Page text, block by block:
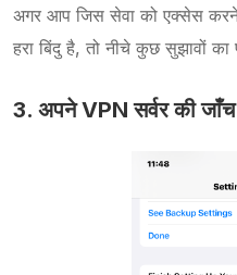
अगर आप जिस सेवा को एक्सेस
हरा बिंदु है, तो नीचे कुछ सुझावों
3. अपने VPN सर्वर की